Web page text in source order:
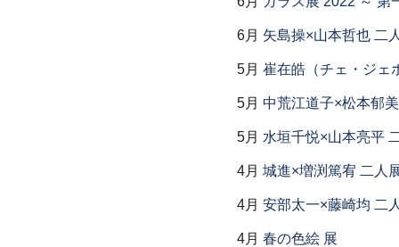
6月 矢島操×山本哲也 二
5月 崔在皓（チェ・ジェ
5月 中荒江道子×松本郁
5月 水垣千悦×山本亮平
4月 城進×増渕篤宥 二人
4月 安部太一×藤崎均 二
4月 春の色絵 展